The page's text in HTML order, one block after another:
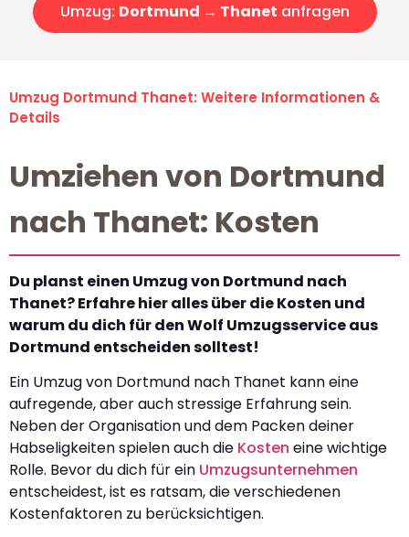
Umzug: Dortmund → Thanet anfragen
Umzug Dortmund Thanet: Weitere Informationen &
Details
Umziehen von Dortmund
nach Thanet: Kosten
Du planst einen Umzug von Dortmund nach
Thanet? Erfahre hier alles über die Kosten und
warum du dich für den Wolf Umzugsservice aus
Dortmund entscheiden solltest!
Ein Umzug von Dortmund nach Thanet kann eine
aufregende, aber auch stressige Erfahrung sein.
Neben der Organisation und dem Packen deiner
Habseligkeiten spielen auch die Kosten eine wichtige
Rolle. Bevor du dich für ein Umzugsunternehmen
entscheidest, ist es ratsam, die verschiedenen
Kostenfaktoren zu berücksichtigen.